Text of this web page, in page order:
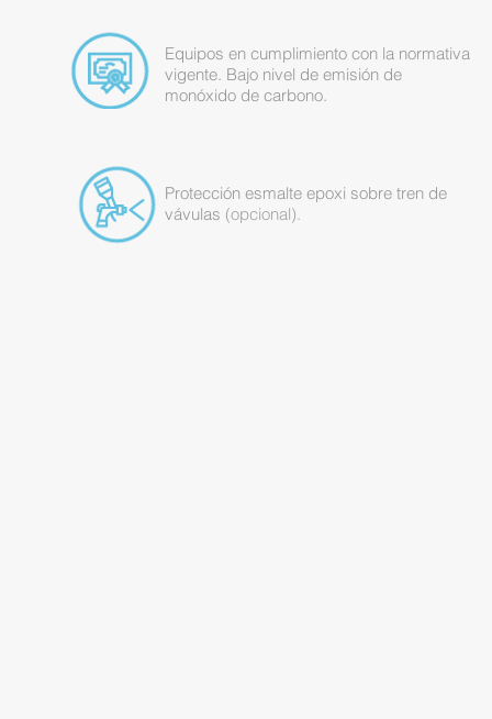
Equipos en cumplimiento con la normativa
vigente. Bajo nivel de emisión de
monóxido de carbono.
Protección esmalte epoxi sobre tren de
vávulas (opcional).